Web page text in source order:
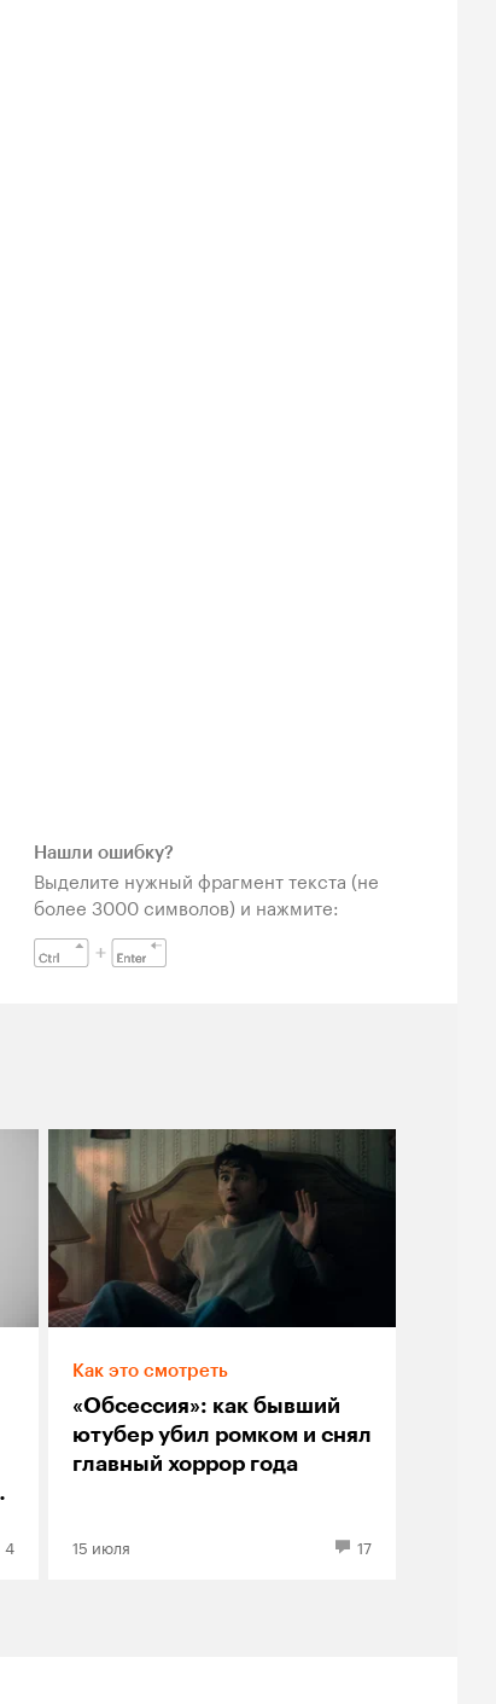
Нашли ошибку?
Выделите нужный фрагмент текста (не
более 3000 символов) и нажмите:
4
Как это смотреть
«Обсессия»: как бывший
ютубер убил ромком и снял
главный хоррор года
15 июля 17